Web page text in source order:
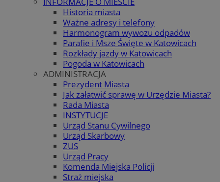
Historia miasta
Ważne adresy i telefony
Harmonogram wywozu odpadów
Parafie i Msze Święte w Katowicach
Rozkłady jazdy w Katowicach
Pogoda w Katowicach
ADMINISTRACJA
Prezydent Miasta
Jak załatwić sprawę w Urzędzie Miasta?
Rada Miasta
INSTYTUCJE
Urząd Stanu Cywilnego
Urząd Skarbowy
ZUS
Urząd Pracy
Komenda Miejska Policji
Straż miejska